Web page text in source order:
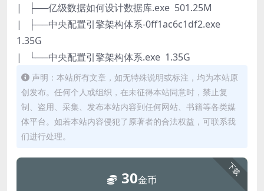
| ├──亿级数据如何设计数据库.exe 501.25M
| ├──中央配置引擎架构体系-0ff1ac6c1df2.exe
1.35G
| └──中央配置引擎架构体系.exe 1.35G
声明：本站所有文章，如无特殊说明或标注，均为本站原
创发布。任何个人或组织，在未征得本站同意时，禁止复
制、盗用、采集、发布本站内容到任何网站、书籍等各类媒
体平台。如若本站内容侵犯了原著者的合法权益，可联系我
们进行处理。
下载
30金币